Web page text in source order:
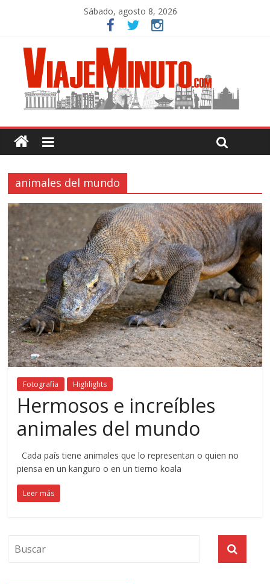
Sábado, agosto 8, 2026
animales del mundo
Fotografía Highlights
Hermosos e increíbles
animales del mundo
Cada país tiene animales que lo representan o quien no
piensa en un kanguro o en un tierno koala
Leer más